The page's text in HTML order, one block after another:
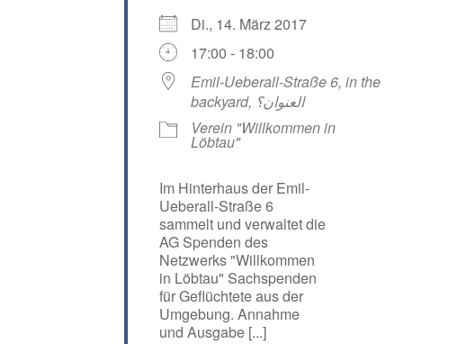
Di., 14. März 2017
17:00 - 18:00
Emil-Ueberall-Straße 6, in the
backyard, العنوان؟
Verein "Willkommen in
Löbtau"
Im Hinterhaus der Emil-
Ueberall-Straße 6
sammelt und verwaltet die
AG Spenden des
Netzwerks "Willkommen
in Löbtau" Sachspenden
für Geflüchtete aus der
Umgebung. Annahme
und Ausgabe [...]